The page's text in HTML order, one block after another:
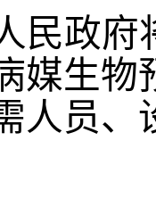
民政府
媒生物
人员、